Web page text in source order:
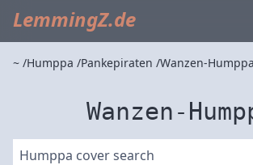
LemmingZ.de
~ Humppa Pankepiraten Wanzen-Humppa
Wanzen-
Humppa cover search